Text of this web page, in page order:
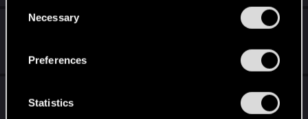
and tweak your preferences regarding them in the
Necessary
Preferences
Statistics
Сделайте пожалуйста игру на Linux
Aug 21, 2020
Верните скорость анимации! И повысьте
ещё!